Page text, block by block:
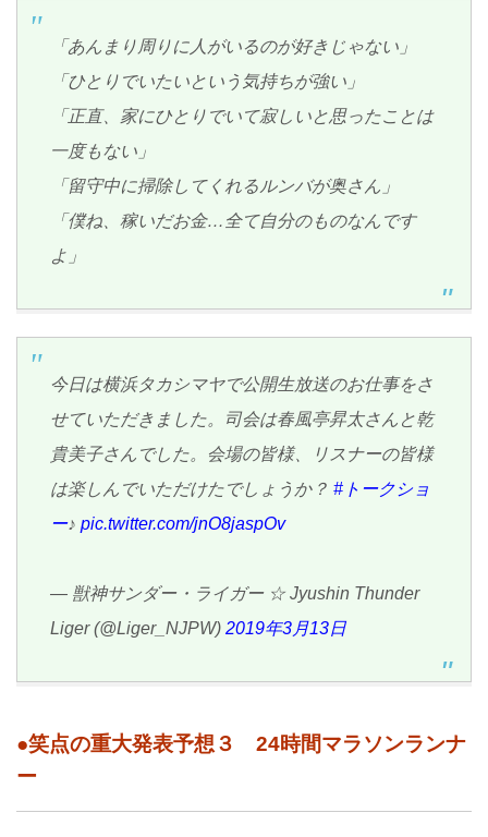
「あんまり周りに人がいるのが好きじゃない」
「ひとりでいたいという気持ちが強い」
「正直、家にひとりでいて寂しいと思ったことは
一度もない」
「留守中に掃除してくれるルンバが奥さん」
「僕ね、稼いだお金…全て自分のものなんです
よ」
今日は横浜タカシマヤで公開生放送のお仕事をさ
せていただきました。司会は春風亭昇太さんと乾
貴美子さんでした。会場の皆様、リスナーの皆様
は楽しんでいただけたでしょうか？ #トークショ
ー♪ pic.twitter.com/jnO8jaspOv
— 獣神サンダー・ライガー ☆ Jyushin Thunder
Liger (@Liger_NJPW) 2019年3月13日
●笑点の重大発表予想３ 24時間マラソンランナ
ー